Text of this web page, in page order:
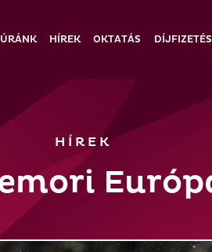
HÍREK OKTATÁS DÍJFIZETÉS
HÍREK